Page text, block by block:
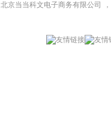
北京当当科文电子商务有限公司